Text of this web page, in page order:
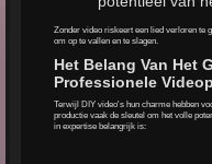
Zonder video riskeert een lied verloren te
om op te vallen en te slagen.
Het Belang Van Het
Professionele
Terwijl DIY video's hun charme hebben
productie vaak de sleutel om het volle
in expertise belangrijk is: